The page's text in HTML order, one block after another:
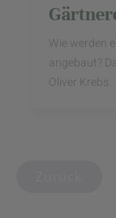
Wie werden
angebaut?
Oliver Krebs.